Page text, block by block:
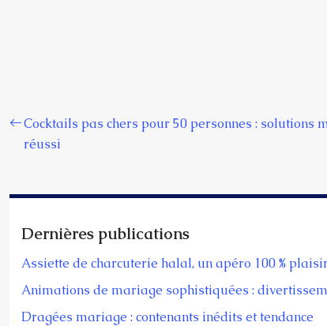
Cocktails pas chers pour 50 personnes : solutions
réussi
Dernières publications
Assiette de charcuterie halal, un apéro 100 %
Animations de mariage sophistiquées :
Dragées mariage : contenants inédits et tendance